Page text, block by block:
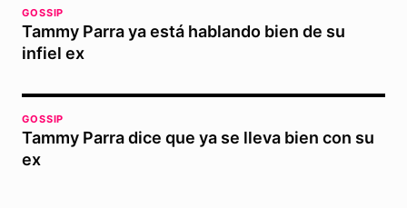
GOSSIP
Tammy Parra ya está hablando bien de su
infiel ex
GOSSIP
Tammy Parra dice que ya se lleva bien con su
ex